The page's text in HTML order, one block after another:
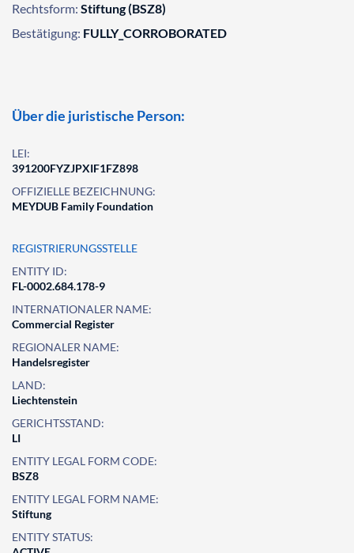
Rechtsform: Stiftung (BSZ8)
Bestätigung: FULLY_CORROBORATED
Über die juristische Person:
LEI:
391200FYZJPXIF1FZ898
OFFIZIELLE BEZEICHNUNG:
MEYDUB Family Foundation
REGISTRIERUNGSSTELLE
ENTITY ID:
FL-0002.684.178-9
INTERNATIONALER NAME:
Commercial Register
REGIONALER NAME:
Handelsregister
LAND:
Liechtenstein
GERICHTSSTAND:
LI
ENTITY LEGAL FORM CODE:
BSZ8
ENTITY LEGAL FORM NAME:
Stiftung
ENTITY STATUS: